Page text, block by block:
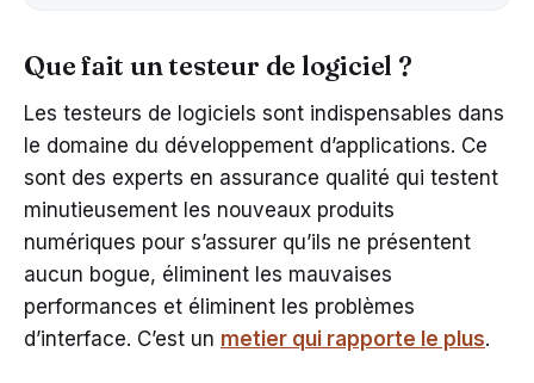
Que fait un testeur de logiciel ?
Les testeurs de logiciels sont indispensables dans
le domaine du développement d’applications. Ce
sont des experts en assurance qualité qui testent
minutieusement les nouveaux produits
numériques pour s’assurer qu’ils ne présentent
aucun bogue, éliminent les mauvaises
performances et éliminent les problèmes
d’interface. C’est un metier qui rapporte le plus.